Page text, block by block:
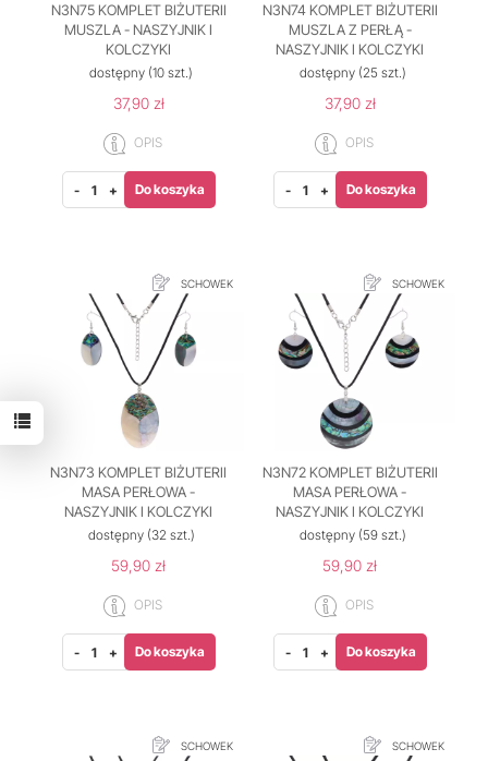
N3N75 KOMPLET BIŻUTERII
MUSZLA - NASZYJNIK I
KOLCZYKI
dostępny (10 szt.)
37,90 zł
OPIS
- + Do koszyka
N3N74 KOMPLET BIŻUTERII
MUSZLA Z PERŁĄ -
NASZYJNIK I KOLCZYKI
dostępny(25 szt.)
37,90 zł
OPIS
- + Do koszyka
SCHOWEK
N3N73 KOMPLET BIŻUTERII
MASA PERŁOWA -
NASZYJNIK I KOLCZYKI
dostępny(32 szt.)
59,90 zł
OPIS
- + Do koszyka
SCHOWEK
N3N72 KOMPLET BIŻUTERII
MASA PERŁOWA -
NASZYJNIK I KOLCZYKI
dostępny(59 szt.)
59,90 zł
OPIS
- + Do koszyka
SCHOWEK SCHOWEK